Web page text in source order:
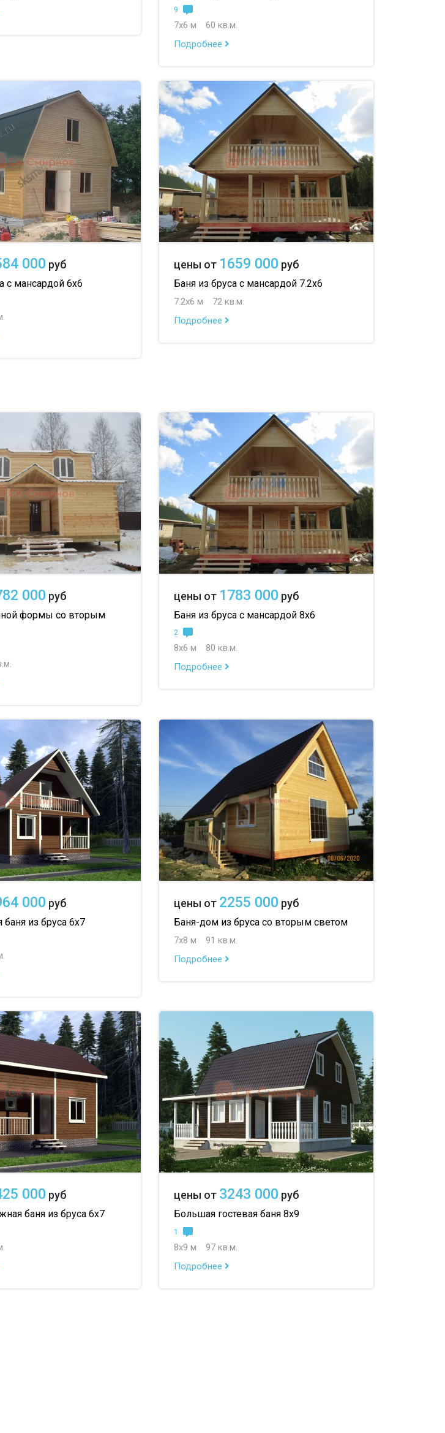
9
7х6 м
60 кв.м.
Подробнее
000 руб
с мансардой 6х6
цены от 1659 000 руб
Баня из бруса с мансардой 7.2х6
7.2х6 м
72 кв.м.
Подробнее
000 руб
формы со вторым
цены от 1783 000 руб
Баня из бруса с мансардой 8х6
2
8х6 м
80 кв.м.
Подробнее
000 руб
из бруса 6х7
цены от 2255 000 руб
Баня-дом из бруса со вторым светом
7х8 м
91 кв.м.
Подробнее
000 руб
баня из бруса 6х7
цены от 3243 000 руб
Большая гостевая баня 8х9
1
8х9 м
97 кв.м.
Подробнее